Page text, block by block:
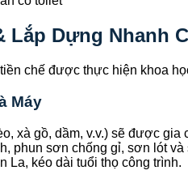
Lắp Dựng Nhanh
chế được thực hiện khoa
Máy
xà gồ, dầm, v.v.) sẽ được
phun sơn chống gỉ, sơn lót
La, kéo dài tuổi thọ công trình.